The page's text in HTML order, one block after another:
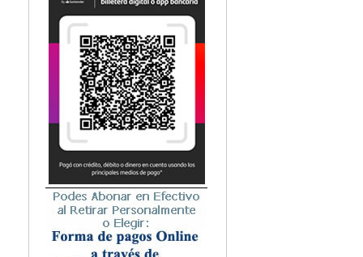
Homeopatía
Infectología
Inmunología
Instrumentación Quirurgica
Medicina del Deporte / Rehabilitación
Medicina Emergencias / Urgencias
Medicina Forense / Legal
Medicina General
Medicina Interna
Microbiología
Nefrología
Neonatología / Pediatría
Neumología